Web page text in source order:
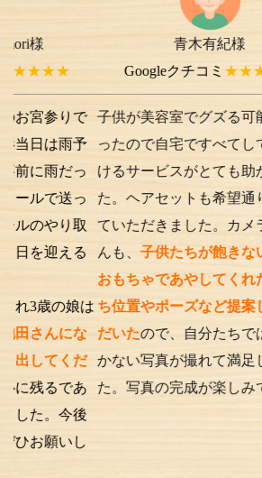
で
予
っ
っ
取
る
娘は
な
だ
あ
後
し
青木有紀様
Googleクチコミ★★★★★
子供が美容室でグズる可能性があ
ったので自宅ですべてしていただ
けるサービスがとても助かりまし
た。ヘアセットも希望通りにやっ
ていただきました。カメラマンさ
んも、子供たちが飽きないように
おもちゃであやしてくれたり、立
ち位置やポーズなど提案していた
だいたので、自分たちでは思いつ
かない写真が撮れて満足しまし
た。写真の完成が楽しみです。